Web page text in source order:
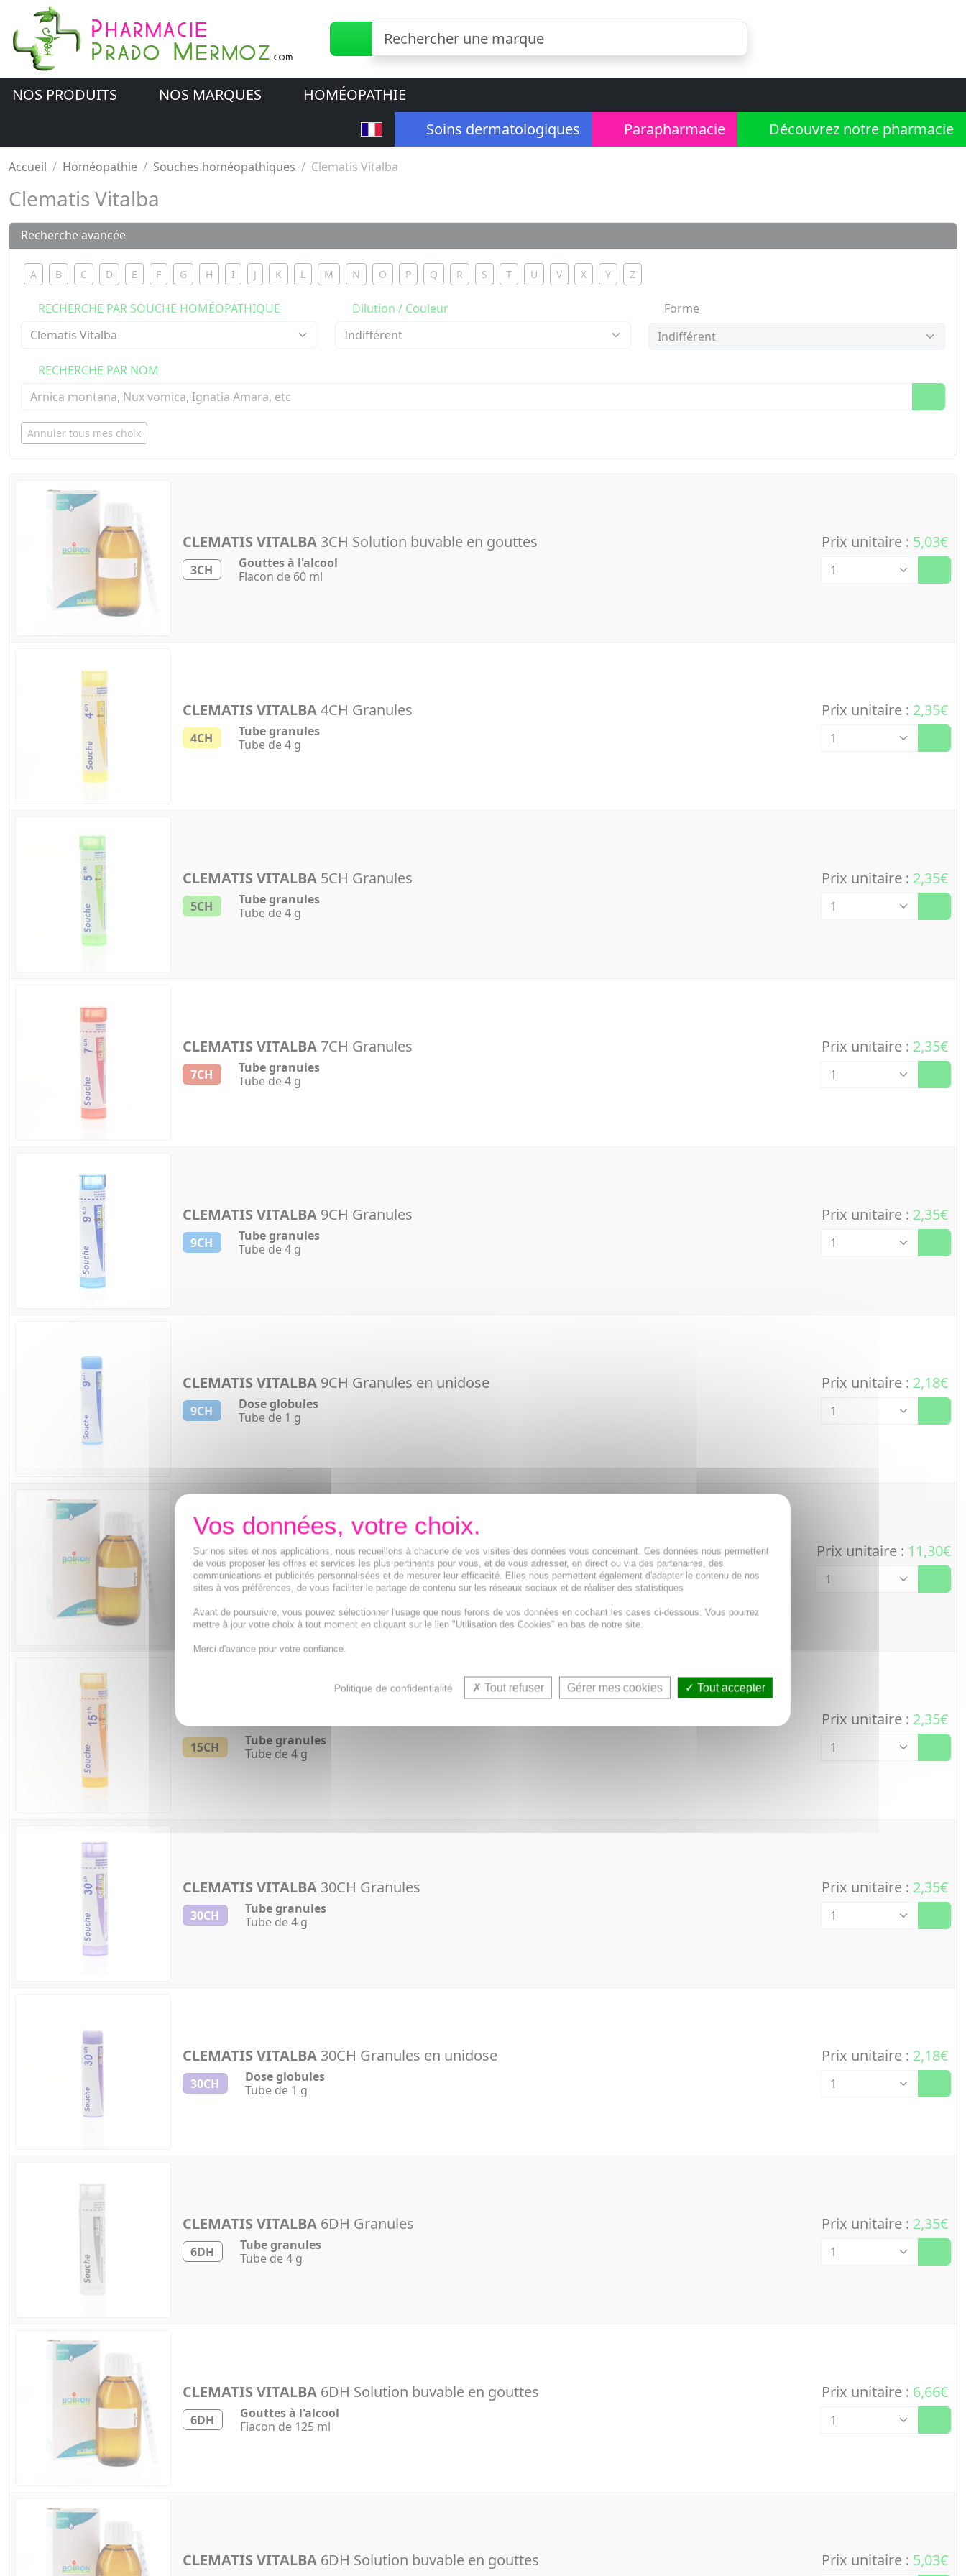
NOS PRODUITS NOS MARQUES
HOMÉOPATHIE
Soins dermatologiques
Parapharmacie Découvrez notre pharmacie
Accueil Homéopathie Souches homéopathiques Clematis Vitalba
Clematis Vitalba
Recherche avancée
A B C D E F G H I J K L M N O P Q R S T U V X Y Z
RECHERCHE PAR SOUCHE HOMÉOPATHIQUE Dilution / Couleur Forme
RECHERCHE PAR NOM
Annuler tous mes choix
CLEMATIS VITALBA 3CH Solution buvable en gouttes
3CH
Gouttes à l'alcool
Flacon de 60 ml
Prix unitaire : 5,03€
CLEMATIS VITALBA4CH Granules
4CH
Tube granules
Tube de 4 g
Prix unitaire : 2,35€
CLEMATIS VITALBA 5CH Granules
5CH
Tube granules
Tube de 4 g
Prix unitaire : 2,35€
CLEMATIS VITALBA 7CH Granules
7CH
Tube granules
Tube de 4 g
Prix unitaire : 2,35€
CLEMATIS VITALBA 9CH Granules
9CH
Tube granules
Tube de 4 g
Prix unitaire : 2,35€
CLEMATIS VITALBA 9CH Granules en unidose
9CH
Dose globules
Tube de 1 g
Prix unitaire : 2,18€
CLEMATIS VITALBA9CH Solution buvable en gouttes
9CH
Gouttes à l'eau
Flacon de 30 ml
Prix unitaire : 11,30€
15CH
Tube granules
Tube de 4 g
Prix unitaire : 2,35€
CLEMATIS VITALBA 30CH Granules
30CH
Tube granules
Tube de 4 g
Prix unitaire : 2,35€
CLEMATIS VITALBA 30CH Granules en unidose
30CH
Dose globules
Tube de 1 g
Prix unitaire : 2,18€
CLEMATIS VITALBA 6DH Granules
6DH
Tube granules
Tube de 4 g
Prix unitaire : 2,35€
CLEMATIS VITALBA 6DH Solution buvable en gouttes
6DH
Gouttes à l'alcool
Flacon de 125 ml
Prix unitaire : 6,66€
CLEMATIS VITALBA 6DH Solution buvable en gouttes Prix unitaire : 5,03€
Sur nos sites et nos applications, nous recueillons à chacune de vos visites des données vous concernant. Ces données nous permettent
de vous proposer les offres et services les plus pertinents pour vous, et de vous adresser, en direct ou via des partenaires, des
communications et publicités personnalisées et de mesurer leur efficacité. Elles nous permettent également d'adapter le contenu de nos
sites à vos préférences, de vous faciliter le partage de contenu sur les réseaux sociaux et de réaliser des statistiques
Avant de poursuivre, vous pouvez sélectionner l'usage que nous ferons de vos données en cochant les cases ci-dessous. Vous pourrez
mettre à jour votre choix à tout moment en cliquant sur le lien "Utilisation des Cookies" en bas de notre site.
Merci d'avance pour votre confiance.
Politique de confidentialité Tout refuser Gérer mes cookies Tout accepter